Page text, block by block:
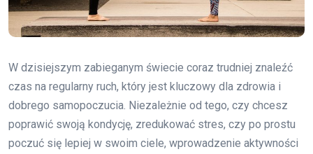
W dzisiejszym zabieganym świecie coraz trudniej znaleźć
czas na regularny ruch, który jest kluczowy dla zdrowia i
dobrego samopoczucia. Niezależnie od tego, czy chcesz
poprawić swoją kondycję, zredukować stres, czy po prostu
poczuć się lepiej w swoim ciele, wprowadzenie aktywności